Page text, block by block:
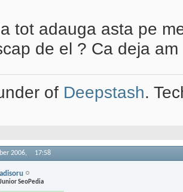
tot adauga asta pe
de el ? Ca deja
of Deepstash.
2006, 17:58
adisoru
Junior SeoPedia